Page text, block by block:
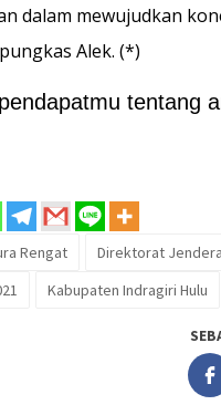
dalam mewujudkan
Alek. (*)
tentang
Rengat
Direktorat
Kabupaten Indragiri Hulu